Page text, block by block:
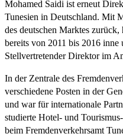
Mohamed Saidi ist erneut
Tunesien in Deutschland. Mit
des deutschen Marktes
bereits von 2011 bis 2016
Stellvertretender Direktor im
In der Zentrale des
verschiedene Posten in der
und war für internationale
studierte Hotel- und
beim Fremdenverkehrsamt